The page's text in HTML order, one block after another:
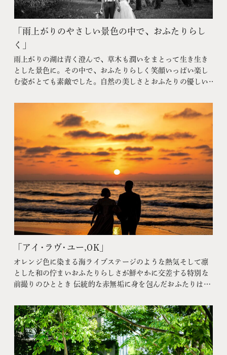
「雨上がりのやさしい景色の中で、おふたりらし
く」
雨上がりの湖は青く澄んで、草木も潤いをまとって生き生き
とした景色に。その中で、おふたりらしく笑顔いっぱい楽し
む姿がとても素敵でした。自然の美しさとおふたりの優しい
Roots猪苗代様とのコラボでウェディングフォトプランが始動
しました！サウナやお食事などのステキな特典もございます
「アイ･ラヴ･ユー,OK」
オレンジ色に染まる海ライブステージのような熱気そして凛
とした和の佇まい⁡おふたりらしさが鮮やかに交差する特別な
前撮りのひととき 伝統的な赤無垢に身を包んだおふたりは新
美しく気品に満ちあふれていました⁡ドレスに着替え向かった
先は新潟の浜辺まるでこの瞬間のために用意されたかのよう
に水平線へと沈みゆく夕陽⁡あた…